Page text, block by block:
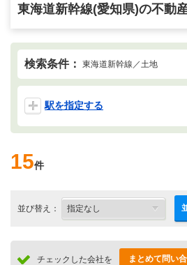
東海道新幹線(愛知県)の不動
検索条件： 東海道新幹線／土地
駅を指定する
15件
並び替え：
チェックした会社を まとめて問い